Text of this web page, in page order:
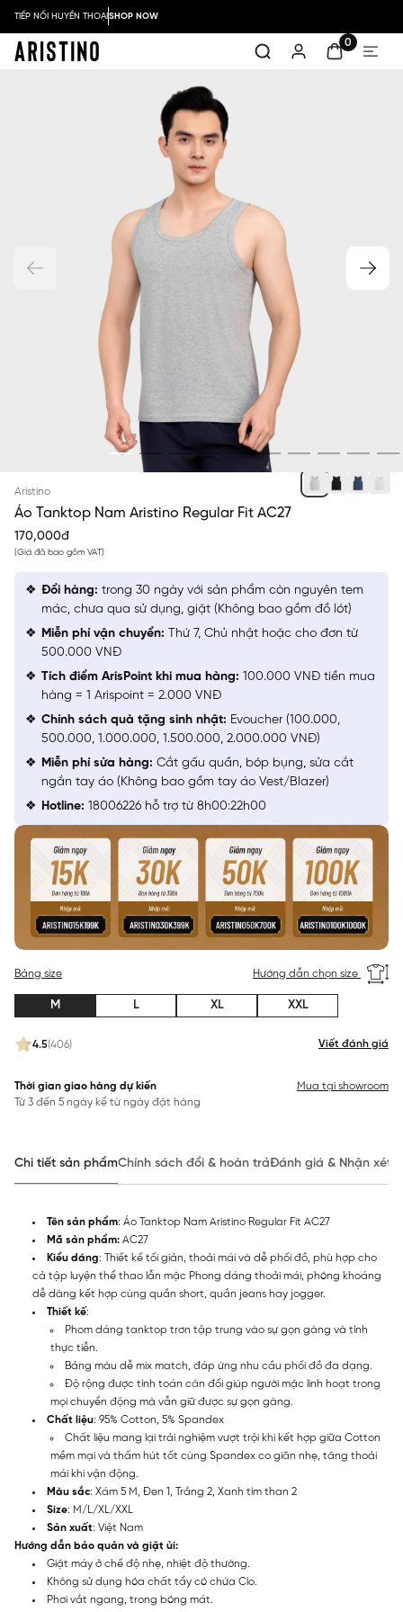
TIẾP NỐI HUYỀN THOẠISHOP NOW
0
Aristino
Áo Tanktop Nam Aristino Regular Fit AC27
170,000đ
(Giá đã bao gồm VAT)
4.5(406) Viết đánh giá
Bảng size Hướng dẫn chọn size
M L XL XXL
Thời gian giao hàng dự kiến
Từ 3 đến 5 ngày kể từ ngày đặt hàng
Mua tại showroom
Đổi hàng: trong 30 ngày với sản phẩm còn nguyên tem
mác, chưa qua sử dụng, giặt (Không bao gồm đồ lót)
Miễn phí vận chuyển: Thứ 7, Chủ nhật hoặc cho đơn từ
500.000 VNĐ
Tích điểm ArisPoint khi mua hàng: 100.000 VNĐ tiền mua
hàng = 1 Arispoint = 2.000 VNĐ
Chính sách quà tặng sinh nhật: Evoucher (100.000,
500.000, 1.000.000, 1.500.000, 2.000.000 VNĐ)
Miễn phí sửa hàng: Cắt gấu quần, bóp bụng, sửa cắt
ngắn tay áo (Không bao gồm tay áo Vest/Blazer)
Hotline: 18006226 hỗ trợ từ 8h00:22h00
Chi tiết sản phẩmChính sách đổi & hoàn trảĐánh giá & Nhận xét
Tên sản phẩm: Áo Tanktop Nam Aristino Regular Fit AC27
Mã sản phẩm: AC27
Kiểu dáng: Thiết kế tối giản, thoải mái và dễ phối đồ, phù hợp cho
cả tập luyện thể thao lẫn mặc Phong dáng thoải mái, phóng khoáng
dễ dàng kết hợp cùng quần short, quần jeans hay jogger.
Thiết kế:
Phom dáng tanktop trơn tập trung vào sự gọn gàng và tính
thực tiễn.
Bảng màu dễ mix match, đáp ứng nhu cầu phối đồ đa dạng.
Độ rộng được tính toán cân đối giúp người mặc linh hoạt trong
mọi chuyển động mà vẫn giữ được sự gọn gàng.
Chất liệu: 95% Cotton, 5% Spandex
Chất liệu mang lại trải nghiệm vượt trội khi kết hợp giữa Cotton
mềm mại và thấm hút tốt cùng Spandex co giãn nhẹ, tăng thoải
mái khi vận động.
Màu sắc: Xám 5 M, Đen 1, Trắng 2, Xanh tím than 2
Size: M/L/XL/XXL
Sản xuất: Việt Nam
Hướng dẫn bảo quản và giặt ủi:
Giặt máy ở chế độ nhẹ, nhiệt độ thường.
Không sử dụng hóa chất tẩy có chứa Clo.
Phơi vắt ngang, trong bóng mát.